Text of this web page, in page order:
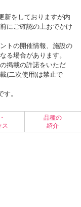
新をしておりますが内
にご確認の上おでかけ
トの開催情報、施設の
る場合があります。
掲載の許諾をいただ
(二次使用)は禁止で
。
ス
品種の
紹介